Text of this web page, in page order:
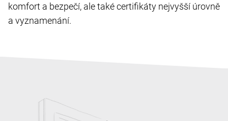
komfort a bezpečí, ale také certifikáty nejvyšší úrovně
a vyznamenání.